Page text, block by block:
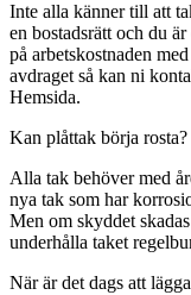
Inte alla känner till att
en bostadsrätt och du
på arbetskostnaden
avdraget så kan ni
Hemsida.
Kan plåttak börja rosta?
Alla tak behöver med
nya tak som har
Men om skyddet
underhålla taket
När är det dags att